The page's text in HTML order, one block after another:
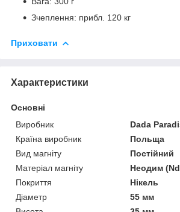
Зчеплення: прибл. 120 кг
Приховати
Характеристики
Основні
Виробник
Dada
Країна виробник
Польща
Вид магніту
Постійний
Матеріал магніту
Неодим
Покриття
Нікель
Діаметр
55 мм